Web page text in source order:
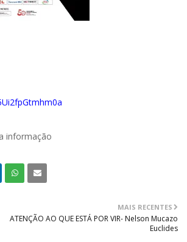
informação
MAIS RECENTES
ATENÇÃO AO QUE ESTÁ POR VIR- Nelson Mucazo
Euclides